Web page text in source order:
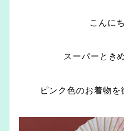
こんに
スーパーとき
ピンク色のお着物